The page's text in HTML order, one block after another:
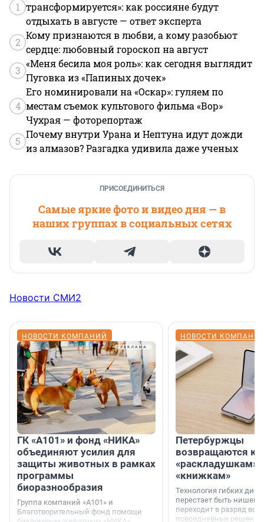
1 трансформируется»: как россияне будут
отдыхать в августе — ответ эксперта
2
Кому признаются в любви, а кому разобьют
сердце: любовный гороскоп на август
3
«Меня бесила моя роль»: как сегодня выглядит
Пуговка из «Папиных дочек»
4
Его номинировали на «Оскар»: гуляем по
местам съемок культового фильма «Вор»
Чухрая — фоторепортаж
5
Почему внутри Урана и Нептуна идут дожди
из алмазов? Разгадка удивила даже ученых
ПРИСОЕДИНИТЬСЯ
Самые яркие фото и видео дня — в
наших группах в социальных сетях
Новости СМИ2
НОВОСТИ КОМПАНИЙ
ГК «А101» и фонд «НИКА»
объединяют усилия для
защиты животных в рамках
программы
биоразнообразия
Группа компаний «А101» и
Благотворительный фонд помощи
НОВОСТИ
Петербуржцы
возвращаются к
«раскладушкам»
«книжкам»
Технология гибких
перестает быть
переходит в разряд
повседневных